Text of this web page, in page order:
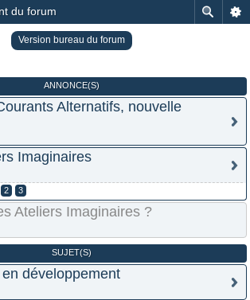
du forum
Version bureau du forum
ANNONCE(S)
Alternatifs, nouvelle
Imaginaires
2 3
Ateliers Imaginaires ?
SUJET(S)
développement